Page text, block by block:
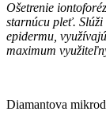
Ošetrenie
starnúcu pleť.
epidermu,
maximum
Diamantova